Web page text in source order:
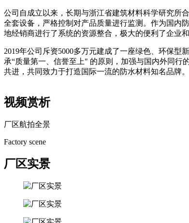
公司自成立以来，长期与浙江省建筑材料科学研究所
全套设备，严格控制对产品质量进行监测。作为国内
地经销商进行了系统的资源整合，极大的便利了企业
2019年公司斥资5000多万元建成了一座绿色、环保
承“质量第一、信誉至上" 的原则，加强与国内外同
共进，共同致力于打造国际一流的防水材料知名品牌。
视频赏析
厂区航拍全景
Factory scene
厂区实景